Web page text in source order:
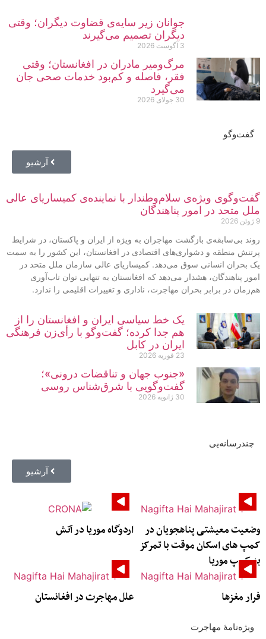
جوانان زیر سایه‌ی قضاوت دیگران؛ وقتی
دیگران تصمیم می‌گیرند
3 آگوست 2026
مرگ‌ومیر مادران در افغانستان؛ وقتی
فقر، فاصله و کم‌بود خدمات صحی جان
می‌گیرد
30 جولای 2026
گفت‌وگو
آرشیو
گفت‌وگوی ویژه‌ی سلام‌وطندار با نماینده‌ی کمیساریای عالی
ملل متحد در امور پناهندگان
9 ژوئن 2026
روند بی‌سابقه‌ی بازگشت‌ مهاجران به ‌ویژه از ایران و پاکستان، در شرایط
پرتنش منطقه و دشواری‌های اقتصادی در افغانستان، این کشور را به سمت
یک بحران انسانی سوق می‌دهد. کمیساریای عالی سازمان ملل متحد در
امور پناهندگان، هشدار می‌دهد که افغانستان به تنهایی‌ توان تاب‌آوری
هم‌زمان در برابر بحران مهاجرت، ناداری و تغییرات اقلیمی را ندارد.
یک خط سیاسی ایران و افغانستان را از
هم جدا کرده؛ گفت‌وگو با رأی‌زن فرهنگی
ایران در کابل
23 فوریه 2026
«جنوب جهان و تناقضات درونی»؛
گفت‌وگویی با شرق‌شناس روسی
30 ژانویه 2026
چندرسانه‌یی
آرشیو
وضعیت معیشتی پناهجویان در
کمپ های اسکان موقت با تمرکز
به کمپ موریا
اردوگاه موریا در آتش
فرار مغزها علل مهاجرت در افغانستان
ویژه‌نامهٔ مهاجرت